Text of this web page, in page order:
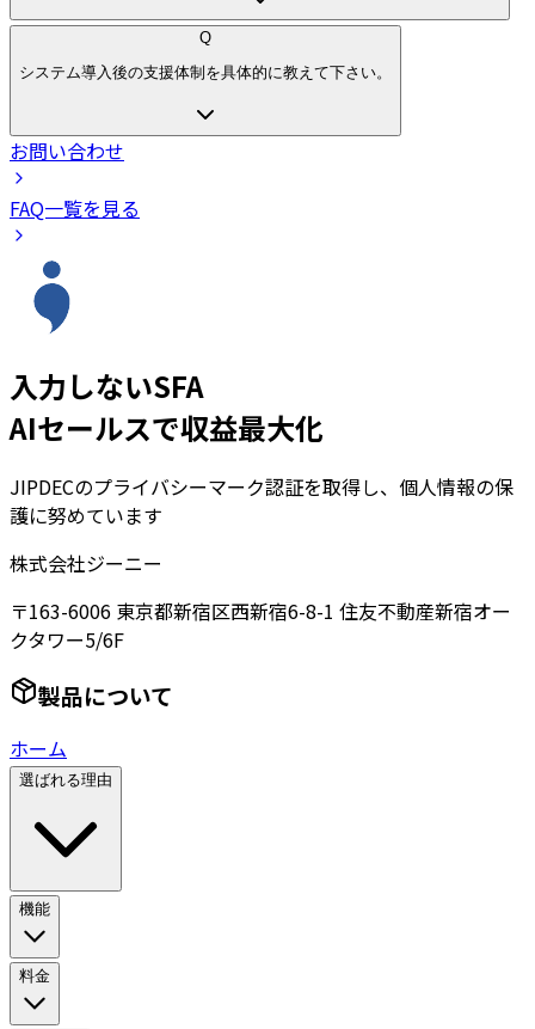
Q
システム導入後の支援体制を具体的に教えて下さい。
お問い合わせ
FAQ一覧を見る
入力しないSFA
AIセールスで収益最大化
JIPDECのプライバシーマーク認証を取得し、個人情報の保
護に努めています
株式会社ジーニー
〒163-6006 東京都新宿区西新宿6-8-1 住友不動産新宿オー
クタワー5/6F
製品について
ホーム
選ばれる理由
機能
料金